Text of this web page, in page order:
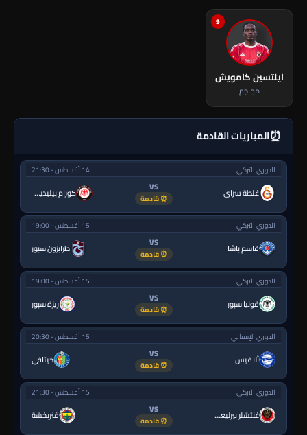
9
ايلتسين كامويش
مهاجم
⏰المباريات القادمة
الدوري التركي 14 أغسطس - 21:30
غلطة سراي VS
⏰ قادمة كورام بيليديسبور
الدوري التركي 15 أغسطس - 19:00
قاسم باشا VS
⏰ قادمة طرابزون سبور
الدوري التركي 15 أغسطس - 19:00
قونيا سبور VS
⏰ قادمة ريزة سبور
الدوري الإسباني 15 أغسطس - 20:30
ألافيس VS
⏰ قادمة خيتافي
الدوري التركي 15 أغسطس - 21:30
غنتشلر بيرليغي VS
⏰ قادمة فنربخشة